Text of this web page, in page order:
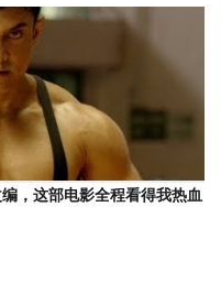
，这部电影全程看得我热血